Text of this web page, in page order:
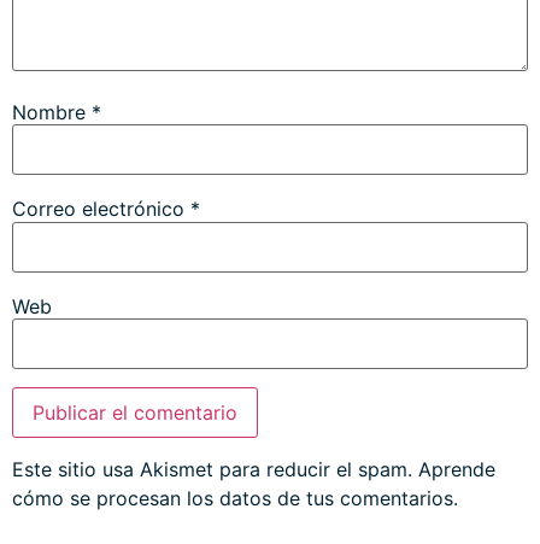
Nombre *
Correo electrónico *
Web
Este sitio usa Akismet para reducir el spam. Aprende
cómo se procesan los datos de tus comentarios.